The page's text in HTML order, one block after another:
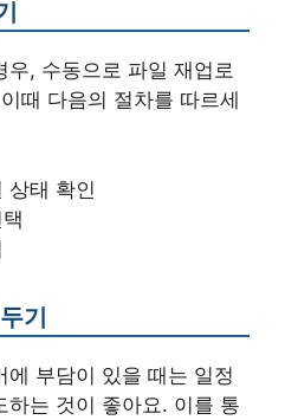
우, 수동으로 파일 재업로
때 다음의 절차를 따르세
상태 확인
기
에 부담이 있을 때는 일정
하는 것이 좋아요. 이를 통